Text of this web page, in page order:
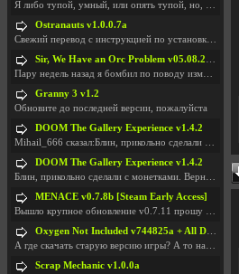
Я либо тупой, умный, или опять тупой, но, вроде я
Ostranauts v1.0.0.7a
Свежий перевод с инструкцией по установкеhttps://g
Sir, We Have an Orc Problem v05.08.2026
Пару недель назад я бомбил по поводу изменения мин
Granny 3 v1.2
Обновите до последней версии, пожалуйста
DOOM The Gallery Experience v1.4.2
Mihail_666 сказал:Блин, прикольно сделали с монетк
DOOM The Gallery Experience v1.4.2
Блин, прикольно сделали с монетками. Вернулся в св
MENACE v0.7.8b [Steam Early Access]
Вышло крупное обновление v0.7.11 прошу обновить
Oxygen Not Included v744825a + All DLC
А где скачать старую версию игры? А то на новой но
Scrap Mechanic v1.0.0a